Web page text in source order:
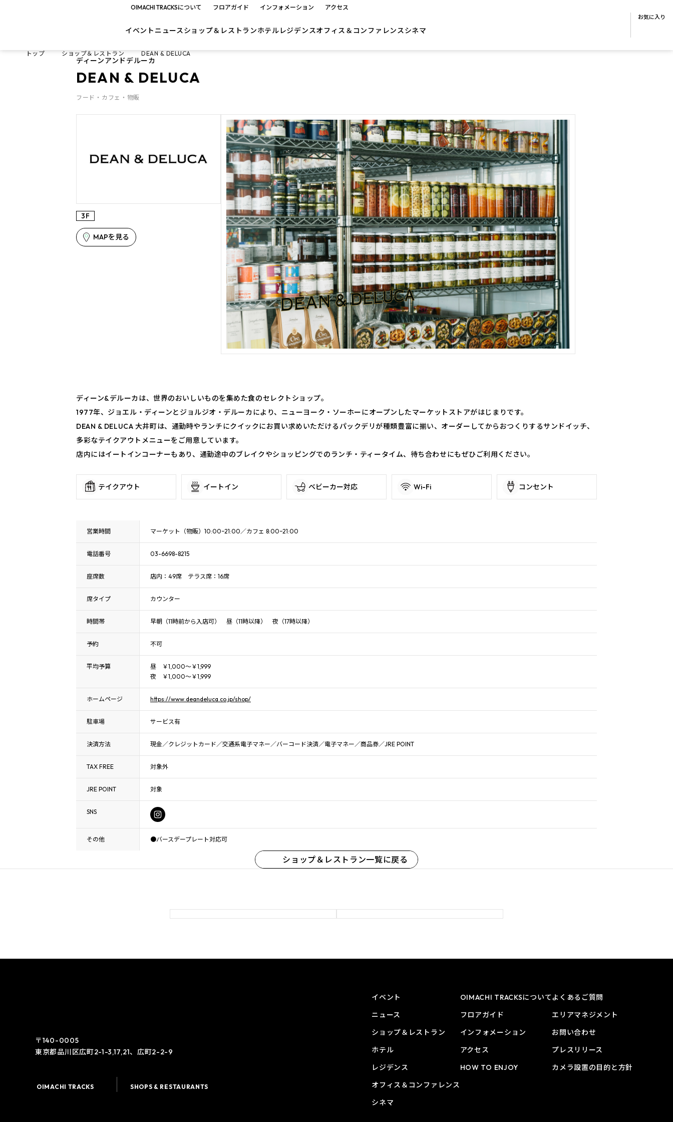
OIMACHI TRACKSについて フロアガイド インフォメーション アクセス
イベント ニュースショップ＆レストランホテル レジデンスオフィス＆コンファレンスシネマ
お気に入り
トップ ショップ＆レストラン DEAN & DELUCA
ディーンアンドデルーカ
DEAN & DELUCA
フード・カフェ・物販
3F
MAPを見る
ディーン&デルーカは、世界のおいしいものを集めた食のセレクトショップ。
1977年、ジョエル・ディーンとジョルジオ・デルーカにより、ニューヨーク・ソーホーにオープンしたマーケットストアがはじまりです。
DEAN & DELUCA 大井町は、通勤時やランチにクイックにお買い求めいただけるパックデリが種類豊富に揃い、オーダーしてからおつくりするサンドイッチ、
多彩なテイクアウトメニューをご用意しています。
店内にはイートインコーナーもあり、通勤途中のブレイクやショッピングでのランチ・ティータイム、待ち合わせにもぜひご利用ください。
テイクアウト イートイン ベビーカー対応 Wi-Fi コンセント
営業時間 マーケット（物販）10:00ｰ21:00／カフェ 8:00ｰ21:00
電話番号 03-6698-8215
座席数 店内：49席 テラス席：16席
席タイプ カウンター
時間帯 早朝（11時前から入店可） 昼（11時以降） 夜（17時以降）
予約 不可
平均予算
昼 ￥1,000～￥1,999
夜 ￥1,000～￥1,999
ホームページ https://www.deandeluca.co.jp/shop/
駐車場 サービス有
決済方法 現金／クレジットカード／交通系電子マネー／バーコード決済／電子マネー／商品券／JRE POINT
TAX FREE 対象外
JRE POINT 対象
SNS
その他 ●バースデープレート対応可
ショップ＆レストラン一覧に戻る
〒140-0005
東京都品川区広町2-1-3,17,21、広町2-2-9
OIMACHI TRACKS SHOPS & RESTAURANTS
イベント
ニュース
ショップ＆レストラン
ホテル
レジデンス
オフィス＆コンファレンス
シネマ
OIMACHI TRACKSについて
フロアガイド
インフォメーション
アクセス
HOW TO ENJOY
よくあるご質問
エリアマネジメント
お問い合わせ
プレスリリース
カメラ設置の目的と方針